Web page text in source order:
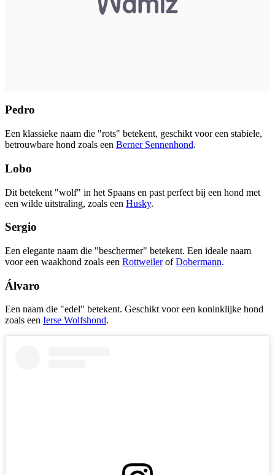
Pedro
Een klassieke naam die "rots" betekent, geschikt voor een stabiele,
betrouwbare hond zoals een Berner Sennenhond.
Lobo
Dit betekent "wolf" in het Spaans en past perfect bij een hond met
een wilde uitstraling, zoals een Husky.
Sergio
Een elegante naam die "beschermer" betekent. Een ideale naam
voor een waakhond zoals een RottweilerofDobermann.
Álvaro
Een naam die "edel" betekent. Geschikt voor een koninklijke hond
zoals een Ierse Wolfshond.